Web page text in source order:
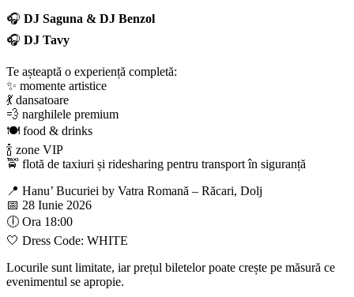
🎧 DJ Saguna & DJ Benzol
🎧 DJ Tavy
Te așteaptă o experiență completă:
✨ momente artistice
💃 dansatoare
💨 narghilele premium
🍽️ food & drinks
🍾 zone VIP
🚖 flotă de taxiuri și ridesharing pentru transport în siguranță
📍 Hanu’ Bucuriei by Vatra Romană – Răcari, Dolj
📅 28 Iunie 2026
🕕 Ora 18:00
🤍 Dress Code: WHITE
Locurile sunt limitate, iar prețul biletelor poate crește pe măsură ce
evenimentul se apropie.